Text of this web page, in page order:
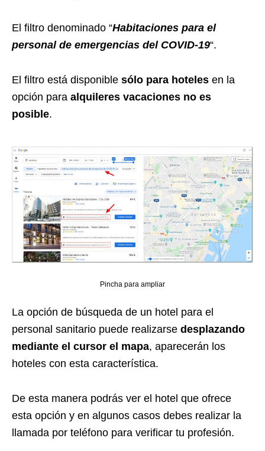
El filtro denominado “Habitaciones para el
personal de emergencias del COVID-19“.
El filtro está disponible sólo para hoteles en la
opción para alquileres vacaciones no es
posible.
Pincha para ampliar
La opción de búsqueda de un hotel para el
personal sanitario puede realizarse desplazando
mediante el cursor el mapa, aparecerán los
hoteles con esta característica.
De esta manera podrás ver el hotel que ofrece
esta opción y en algunos casos debes realizar la
llamada por teléfono para verificar tu profesión.